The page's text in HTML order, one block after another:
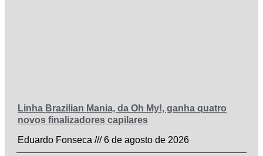
Linha Brazilian Mania, da Oh My!, ganha quatro
novos finalizadores capilares
Eduardo Fonseca
6 de agosto de 2026